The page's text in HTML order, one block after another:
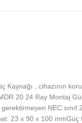
, cihazının
20 24 Ray Montaj
NEC sınıf
23 x 90 x 100 mmGüç